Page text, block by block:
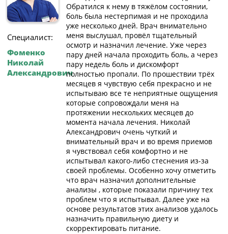
Специалист:
Фоменко
Николай
Александрович
Обратился к нему в тяжёлом состоянии,
боль была нестерпимая и не проходила
уже несколько дней. Врач внимательно
меня выслушал, провёл тщательный
осмотр и назначил лечение. Уже через
пару дней начала проходить боль, а через
пару недель боль и дискомфорт
полностью пропали. По прошествии трёх
месяцев я чувствую себя прекрасно и не
испытываю все те неприятные ощущения
которые сопровождали меня на
протяжении нескольких месяцев до
момента начала лечения. Николай
Александрович очень чуткий и
внимательный врач и во время приемов
я чувствовал себя комфортно и не
испытывал какого-либо стеснения из-за
своей проблемы. Особенно хочу отметить
что врач назначил дополнительные
анализы , которые показали причину тех
проблем что я испытывал. Далее уже на
основе результатов этих анализов удалось
назначить правильную диету и
скорректировать питание.